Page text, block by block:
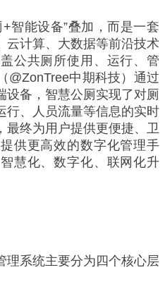
智能设备”叠加，而是一套
云计算、大数据等前沿技术
公共厕所使用、运行、管
@ZonTree中期科技）通过
设备，智慧公厕实现了对厕
行、人员流量等信息的实时
最终为用户提供更便捷、卫
供更高效的数字化管理手
慧化、数字化、联网化升
理系统主要分为四个核心层